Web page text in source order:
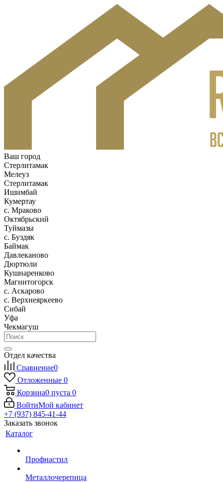
Ваш город
Стерлитамак
Мелеуз
Стерлитамак
Ишимбай
Кумертау
c. Мраково
Октябрьский
Туймазы
c. Буздяк
Баймак
Давлеканово
Дюртюли
Кушнаренково
Магнитогорск
с. Аскарово
с. Верхнеяркеево
Сибай
Уфа
Чекмагуш
Отдел качества
Сравнение0
Отложенные 0
Корзина0 пуста 0
ВойтиМой кабинет
+7 (937) 845-41-44
Заказать звонок
Каталог
Профнастил
Металлочерепица